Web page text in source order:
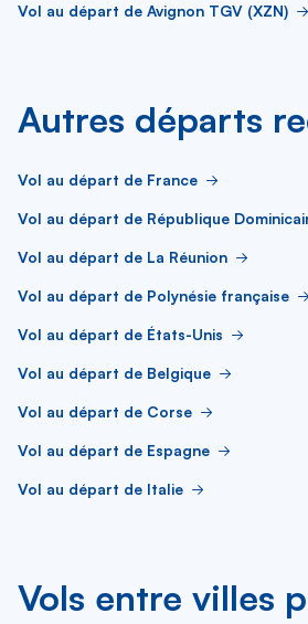
Vol au départ de Avignon TGV (XZN)
Autres départs
Vol au départ de France
Vol au départ de République
Vol au départ de La Réunion
Vol au départ de Polynésie française
Vol au départ de États-Unis
Vol au départ de Belgique
Vol au départ de Corse
Vol au départ de Espagne
Vol au départ de Italie
Vols entre villes